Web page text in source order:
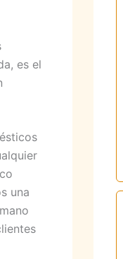
es el
una